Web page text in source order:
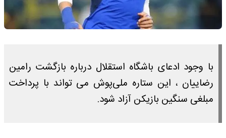
با وجود ادعای باشگاه استقلال درباره بازگشت رامین
رضاییان ، این ستاره ملی‌پوش می تواند با پرداخت
مبلغی سنگین بازیکن آزاد شود.